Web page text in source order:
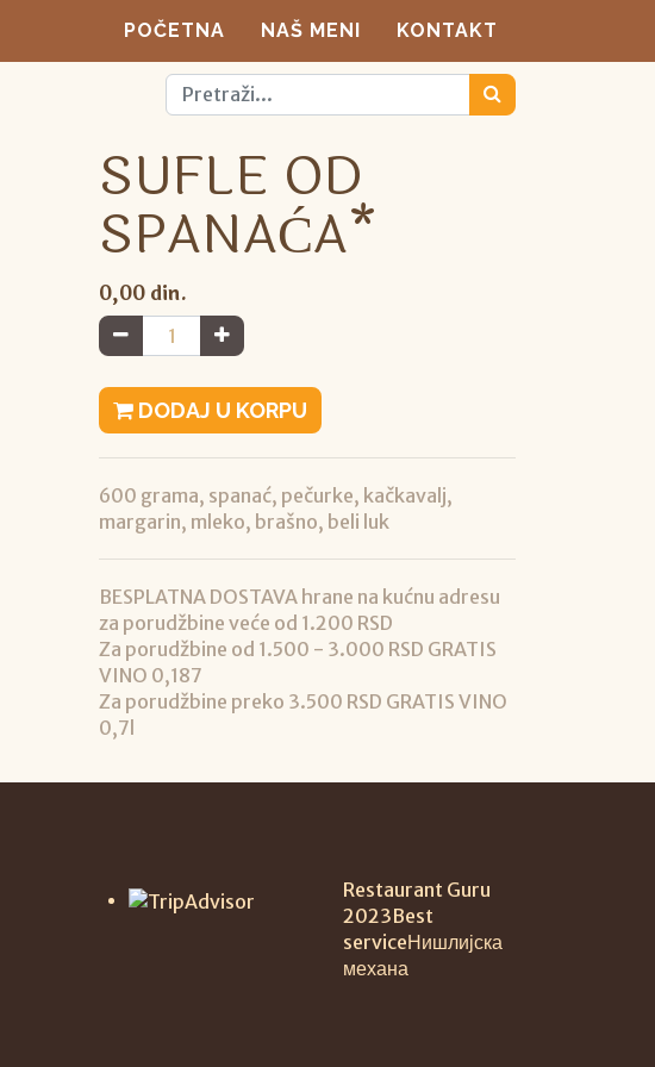
POČETNA NAŠ MENI KONTAKT
SUFLE OD
SPANAĆA*
0,00 din.
DODAJ U KORPU
600 grama, spanać, pečurke, kačkavalj,
margarin, mleko, brašno, beli luk
BESPLATNA DOSTAVA hrane na kućnu adresu
za porudžbine veće od 1.200 RSD
Za porudžbine od 1.500 - 3.000 RSD GRATIS
VINO 0,187
Za porudžbine preko 3.500 RSD GRATIS VINO
0,7l
Restaurant Guru
2023Best
serviceНишлијска
механа